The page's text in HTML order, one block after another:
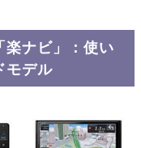
楽ナビ」：使い
モデル